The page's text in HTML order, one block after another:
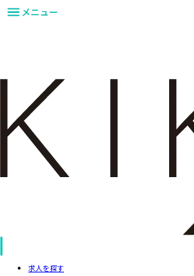
メニュー
求人を探す